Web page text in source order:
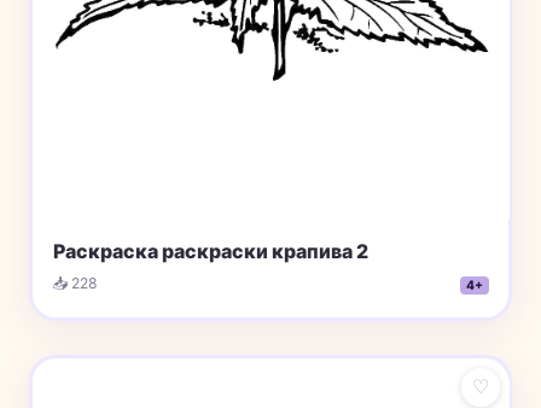
Раскраска раскраски крапива 2
📥 228 4+
♡